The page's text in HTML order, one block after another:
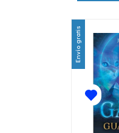
Envío gratis